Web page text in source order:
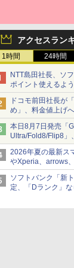
アクセスラン
1時間 24時間
NTT島田社長、ソ
ポイント使えるよう
ドコモ前田社長が
め」、料金値上げ
本日8月7日発売「
Ultra/Fold8/Flip8」
ば屋のメニュー並
2026年夏の最新
やXperia、arrows
徴は
ソフトバンク「新
定、「Dランク」